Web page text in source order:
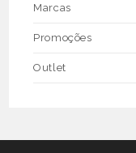
Marcas
Promoções
Outlet